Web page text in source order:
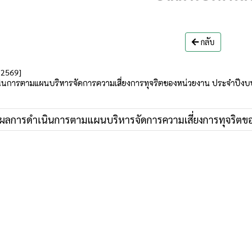
กลับ
นการตามแผนบริหารจัดการความเสี่ยงการทุจริตของหน่วยงาน ประจำปี
ลการดำเนินการตามแผนบริหารจัดการความเสี่ยงการทุจริต